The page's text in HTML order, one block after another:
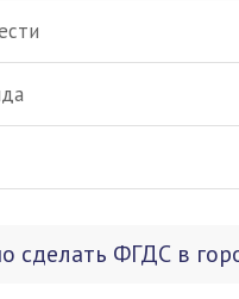
сделать ФГДС в